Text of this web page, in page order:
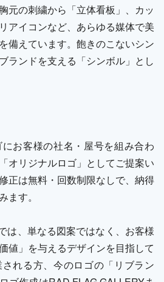
元の刺繍から「立体看板」、カッ
アイコンなど、あらゆる媒体で美
備えています。飽きのこないシン
ランドを支える「シンボル」とし
お客様の社名・屋号を組み合わ
オリジナルロゴ」としてご提案い
正は無料・回数制限なしで、納得
ます。
は、単なる図案ではなく、お客様
値」を与えるデザインを目指して
れる方、今のロゴの「リブラン